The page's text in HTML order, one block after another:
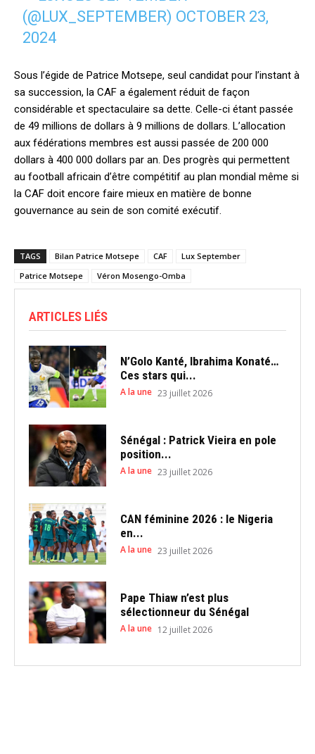
(@LUX_SEPTEMBER) OCTOBER 23,
2024
Sous l’égide de Patrice Motsepe, seul candidat pour l’instant à
sa succession, la CAF a également réduit de façon
considérable et spectaculaire sa dette. Celle-ci étant passée
de 49 millions de dollars à 9 millions de dollars. L’allocation
aux fédérations membres est aussi passée de 200 000
dollars à 400 000 dollars par an. Des progrès qui permettent
au football africain d’être compétitif au plan mondial même si
la CAF doit encore faire mieux en matière de bonne
gouvernance au sein de son comité exécutif.
TAGS Bilan Patrice Motsepe CAF
Lux September
Patrice Motsepe
Véron Mosengo-Omba
ARTICLES LIÉS
N’Golo Kanté, Ibrahima Konaté…
Ces stars qui...
A la une 23 juillet 2026
Sénégal : Patrick Vieira en pole
position...
A la une 23 juillet 2026
CAN féminine 2026 : le Nigeria
en...
A la une 23 juillet 2026
Pape Thiaw n’est plus
sélectionneur du Sénégal
A la une 12 juillet 2026